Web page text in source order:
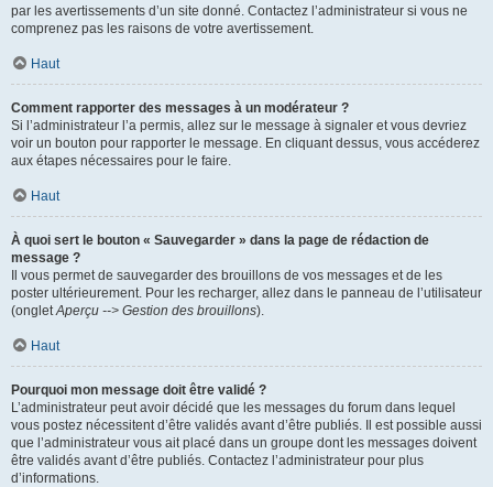
par les avertissements d’un site donné. Contactez l’administrateur si vous ne
comprenez pas les raisons de votre avertissement.
Haut
Comment rapporter des messages à un modérateur ?
Si l’administrateur l’a permis, allez sur le message à signaler et vous devriez
voir un bouton pour rapporter le message. En cliquant dessus, vous accéderez
aux étapes nécessaires pour le faire.
Haut
À quoi sert le bouton « Sauvegarder » dans la page de rédaction de
message ?
Il vous permet de sauvegarder des brouillons de vos messages et de les
poster ultérieurement. Pour les recharger, allez dans le panneau de l’utilisateur
(ongletAperçu --> Gestion des brouillons).
Haut
Pourquoi mon message doit être validé ?
L’administrateur peut avoir décidé que les messages du forum dans lequel
vous postez nécessitent d’être validés avant d’être publiés. Il est possible aussi
que l’administrateur vous ait placé dans un groupe dont les messages doivent
être validés avant d’être publiés. Contactez l’administrateur pour plus
d’informations.